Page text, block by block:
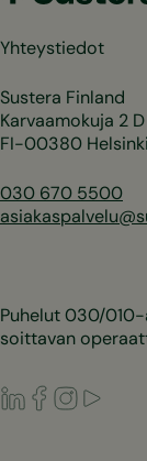
Yhteystiedot
Sustera Finland
Karvaamokuja 2 D
FI-00380 Helsinki
030 670 5500
Puhelut 030/
soittavan
LinkedIn
Facebook
Instagram